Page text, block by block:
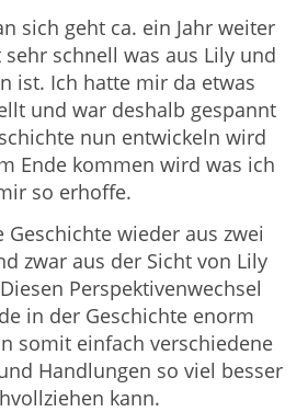
sich geht ca. ein Jahr weiter
schnell was aus Lily und
ist. Ich hatte mir da etwas
und war deshalb gespannt
nun entwickeln wird
Ende kommen wird was ich
so erhoffe.
Geschichte wieder aus zwei
zwar aus der Sicht von Lily
Perspektivenwechsel
in der Geschichte enorm
somit einfach verschiedene
Handlungen so viel besser
kann.